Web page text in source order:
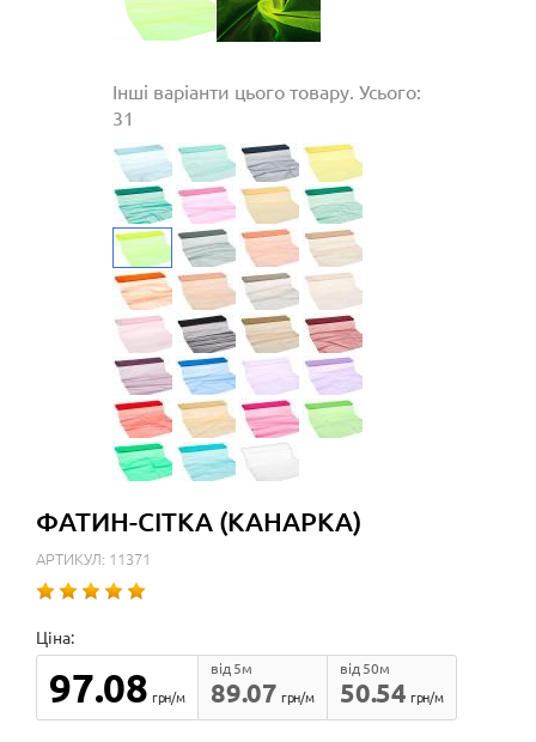
Інші варіанти цього товару. Усього:
31
ФАТИН-СІТКА (КАНАРКА)
АРТИКУЛ: 11371
Ціна:
97.08 грн/м 89.07
від 5м
грн/м
50.54
від 50м
грн/м